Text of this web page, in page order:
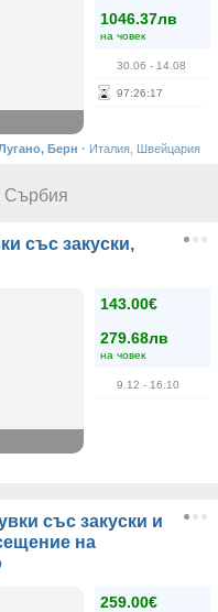
1046.37лв
на човек
30.06 - 14.08
97:26:16
Берн · Италия, Швейцария
Сърбия
със закуски,
143.00€
279.68лв
на човек
9.12 - 16.10
със закуски и
на
259.00€